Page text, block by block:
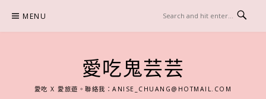
content
MENU
愛吃鬼芸芸
愛吃 X 愛旅遊。聯絡我：ANISE_CHUANG@HOTMAIL.COM